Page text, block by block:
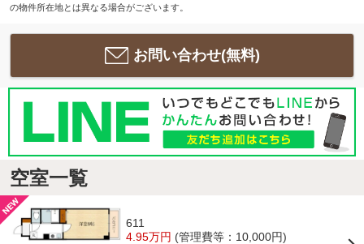
の物件所在地とは異なる場合がございます。
お問い合わせ(無料)
空室一覧
611
4.95万円 (管理費等：10,000円)